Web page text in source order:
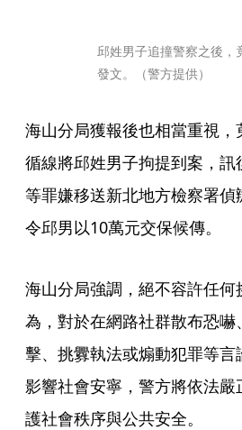
邱姓男子追撞警察之後
發文。（警方提供）
海山分局獲報後也相當重視
循線將邱姓男子拘提到案，
等罪嫌移送新北地方檢察署
令邱男以10萬元交保候傳。
海山分局強調，絕不容許任
為，對於在網路社群散布恐
擊、挑釁執法或煽動犯罪等
影響社會安寧，警方將依法
護社會秩序與公共安全。